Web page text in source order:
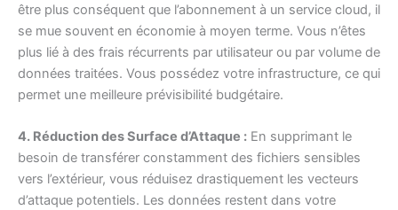
être plus conséquent que l’abonnement à un service cloud, il
se mue souvent en économie à moyen terme. Vous n’êtes
plus lié à des frais récurrents par utilisateur ou par volume de
données traitées. Vous possédez votre infrastructure, ce qui
permet une meilleure prévisibilité budgétaire.
4. Réduction des Surface d’Attaque : En supprimant le
besoin de transférer constamment des fichiers sensibles
vers l’extérieur, vous réduisez drastiquement les vecteurs
d’attaque potentiels. Les données restent dans votre